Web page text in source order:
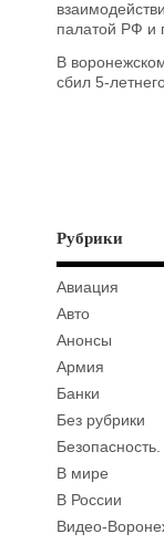
палатой РФ и
В
сбил 5-
Рубрики
Авиация
Авто
Анонсы
Армия
Банки
Без рубрики
В мире
В России
Видео-